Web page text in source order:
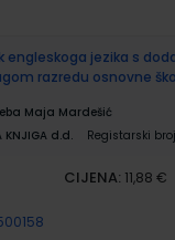
engleskoga jezika s
razredu osnovne
Maja Mardešić
KNJIGA d.d. Registarski
CIJENA: 11,88 €